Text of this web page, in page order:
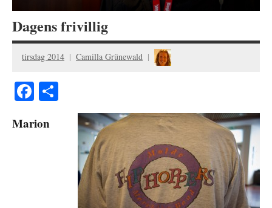
Dagens frivillig
tirsdag 2014 Camilla Grünewald
Facebook
Marion